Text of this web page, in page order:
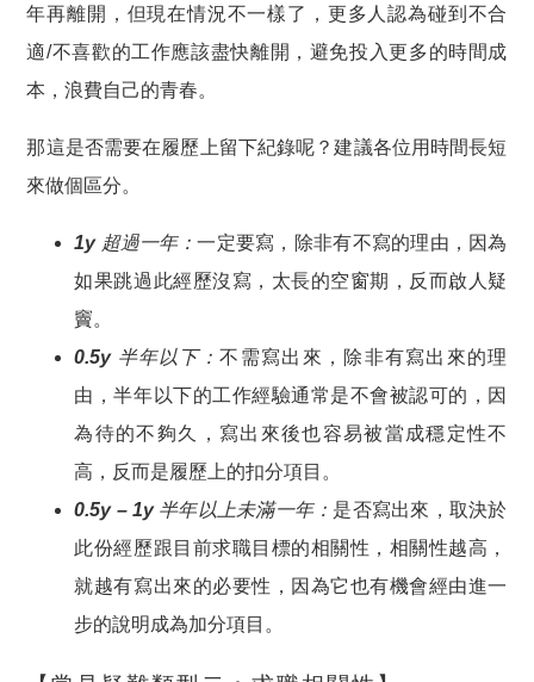
年再離開，但現在情況不一樣了，更多人認為碰到不合
適/不喜歡的工作應該盡快離開，避免投入更多的時間成
本，浪費自己的青春。
那這是否需要在履歷上留下紀錄呢？建議各位用時間長短
來做個區分。
1y 超過一年：一定要寫，除非有不寫的理由，因為
如果跳過此經歷沒寫，太長的空窗期，反而啟人疑
竇。
0.5y 半年以下：不需寫出來，除非有寫出來的理
由，半年以下的工作經驗通常是不會被認可的，因
為待的不夠久，寫出來後也容易被當成穩定性不
高，反而是履歷上的扣分項目。
0.5y – 1y 半年以上未滿一年： 是否寫出來，取決於
此份經歷跟目前求職目標的相關性，相關性越高，
就越有寫出來的必要性，因為它也有機會經由進一
步的說明成為加分項目。